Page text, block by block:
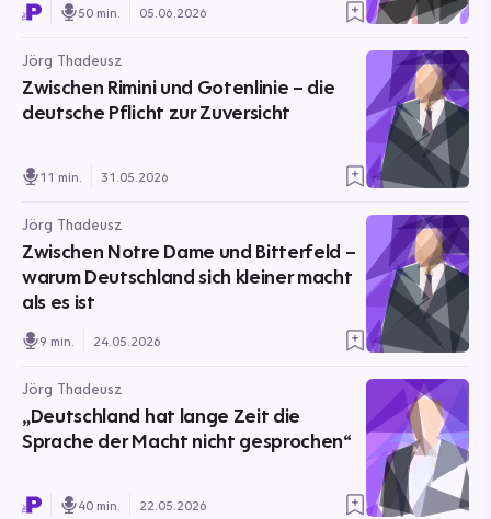
50 min. 05.06.2026
Jörg Thadeusz
Zwischen Rimini und Gotenlinie – die
deutsche Pflicht zur Zuversicht
11 min. 31.05.2026
Jörg Thadeusz
Zwischen Notre Dame und Bitterfeld –
warum Deutschland sich kleiner macht
als es ist
9 min. 24.05.2026
Jörg Thadeusz
„Deutschland hat lange Zeit die
Sprache der Macht nicht gesprochen“
40 min. 22.05.2026